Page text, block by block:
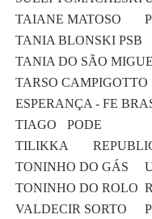
TAIANE MATOSO
TANIA BLONSKI PSB
TANIA DO SÃO
TARSO CAMPIGOTTO
ESPERANÇA - FE
TIAGO
PODE
TILIKKA
TONINHO DO GÁS
TONINHO DO ROLO
VALDECIR SORTO